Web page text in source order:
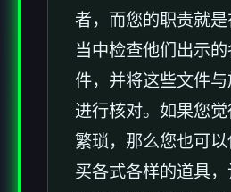
者，而您的职责就是
当中检查他们出示
件，并将这些文件
进行核对。如果您
繁琐，那么您也可
买各式各样的道具